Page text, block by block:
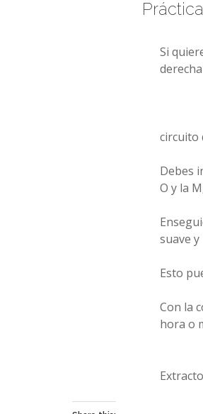
Si
circuito
Debes
O y la
suave
Esto
Con la
hora o